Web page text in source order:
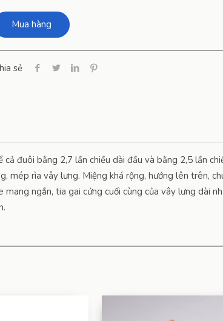
Mua hàng
sẻ
đuôi bằng 2,7 lần chiều dài đầu và bằng 2,5 lần
mép rìa vây lưng. Miệng khá rộng, hướng lên trên,
ngắn, tia gai cứng cuối cùng của vây lưng dài